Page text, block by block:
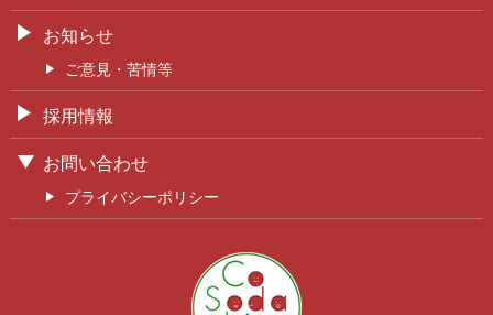
お知らせ
ご意見・苦情等
採用情報
お問い合わせ
プライバシーポリシー